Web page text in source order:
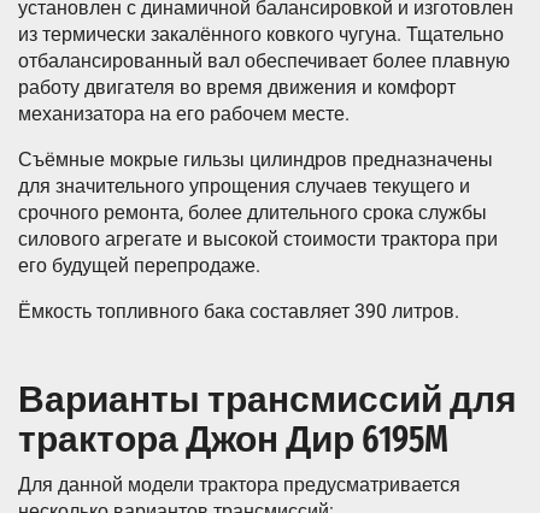
установлен с динамичной балансировкой и изготовлен
из термически закалённого ковкого чугуна. Тщательно
отбалансированный вал обеспечивает более плавную
работу двигателя во время движения и комфорт
механизатора на его рабочем месте.
Съёмные мокрые гильзы цилиндров предназначены
для значительного упрощения случаев текущего и
срочного ремонта, более длительного срока службы
силового агрегате и высокой стоимости трактора при
его будущей перепродаже.
Ёмкость топливного бака составляет 390 литров.
Варианты трансмиссий для
трактора Джон Дир 6195M
Для данной модели трактора предусматривается